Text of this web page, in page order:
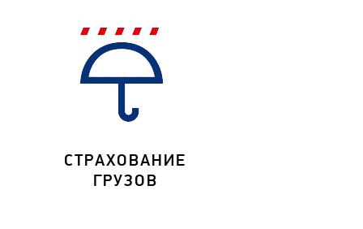
СТРАХОВАНИЕ
ГРУЗОВ